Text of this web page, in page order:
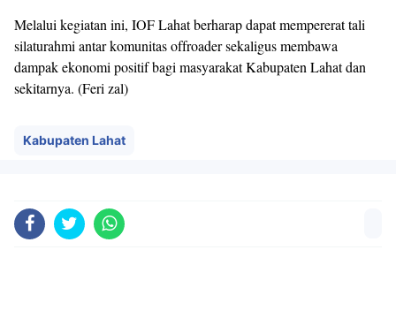
Melalui kegiatan ini, IOF Lahat berharap dapat mempererat tali
silaturahmi antar komunitas offroader sekaligus membawa
dampak ekonomi positif bagi masyarakat Kabupaten Lahat dan
sekitarnya. (Feri zal)
Kabupaten Lahat